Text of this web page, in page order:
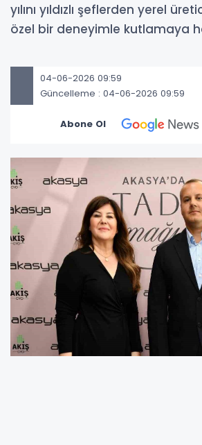
yılını yıldızlı şeflerden yerel
özel bir deneyimle kutlamaya
04-06-2026 09:59
Güncelleme : 04-06-2026 09:59
Abone Ol